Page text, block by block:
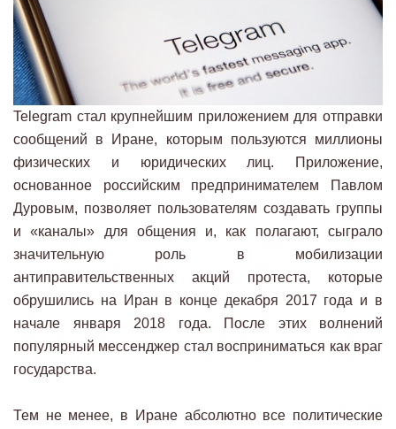
Telegram стал крупнейшим приложением для отправки
сообщений в Иране, которым пользуются миллионы
физических и юридических лиц. Приложение,
основанное российским предпринимателем Павлом
Дуровым, позволяет пользователям создавать группы
и «каналы» для общения и, как полагают, сыграло
значительную роль в мобилизации
антиправительственных акций протеста, которые
обрушились на Иран в конце декабря 2017 года и в
начале января 2018 года. После этих волнений
популярный мессенджер стал восприниматься как враг
государства.
Тем не менее, в Иране абсолютно все политические